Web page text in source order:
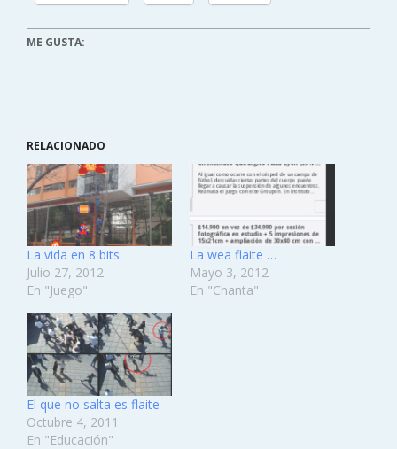
ME GUSTA:
RELACIONADO
La vida en 8 bits
Julio 27, 2012
En "Juego"
La wea flaite …
Mayo 3, 2012
En "Chanta"
El que no salta es flaite
Octubre 4, 2011
En "Educación"